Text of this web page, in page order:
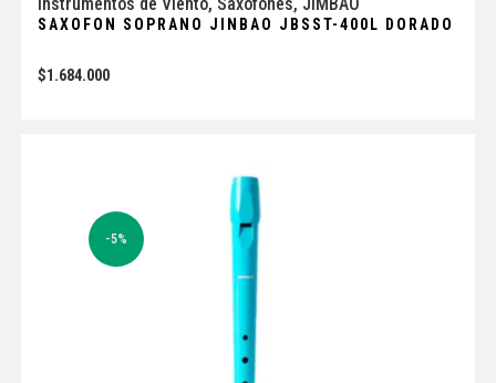
SAXOFON SOPRANO JINBAO JBSST-400L DORADO
$1.684.000
-5%